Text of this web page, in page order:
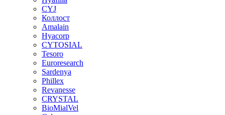
CYJ
Коллост
Amalain
Hyacorp
CYTOSIAL
Tesoro
Euroresearch
Sardenya
Phillex
Revanesse
CRYSTAL
BioMialVel